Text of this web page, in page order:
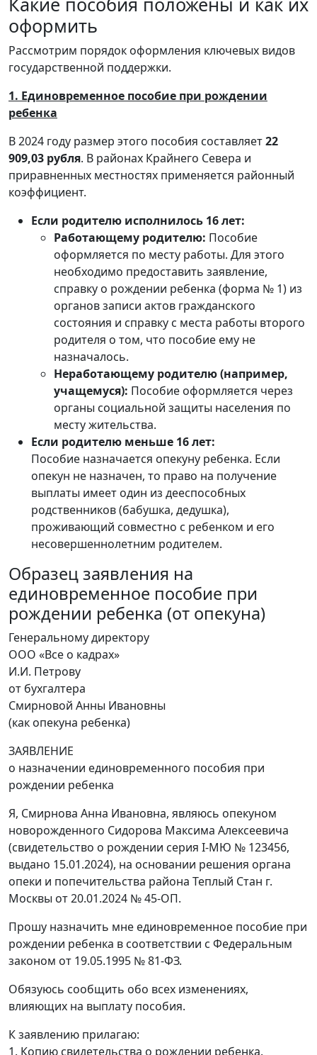
оформить
Рассмотрим порядок оформления ключевых видов
государственной поддержки.
1. Единовременное пособие при рождении
ребенка
В 2024 году размер этого пособия составляет22
909,03 рубля. В районах Крайнего Севера и
приравненных местностях применяется районный
коэффициент.
Если родителю исполнилось 16 лет:
Работающему родителю: Пособие
оформляется по месту работы. Для этого
необходимо предоставить заявление,
справку о рождении ребенка (форма № 1) из
органов записи актов гражданского
состояния и справку с места работы второго
родителя о том, что пособие ему не
назначалось.
Неработающему родителю (например,
учащемуся): Пособие оформляется через
органы социальной защиты населения по
месту жительства.
Если родителю меньше 16 лет:
Пособие назначается опекуну ребенка. Если
опекун не назначен, то право на получение
выплаты имеет один из дееспособных
родственников (бабушка, дедушка),
проживающий совместно с ребенком и его
несовершеннолетним родителем.
Образец заявления на
единовременное пособие при
рождении ребенка (от опекуна)
Генеральному директору
ООО «Все о кадрах»
И.И. Петрову
от бухгалтера
Смирновой Анны Ивановны
(как опекуна ребенка)
ЗАЯВЛЕНИЕ
о назначении единовременного пособия при
рождении ребенка
Я, Смирнова Анна Ивановна, являюсь опекуном
новорожденного Сидорова Максима Алексеевича
(свидетельство о рождении серия I-МЮ № 123456,
выдано 15.01.2024), на основании решения органа
опеки и попечительства района Теплый Стан г.
Москвы от 20.01.2024 № 45-ОП.
Прошу назначить мне единовременное пособие при
рождении ребенка в соответствии с Федеральным
законом от 19.05.1995 № 81-ФЗ.
Обязуюсь сообщить обо всех изменениях,
влияющих на выплату пособия.
К заявлению прилагаю:
1. Копию свидетельства о рождении ребенка.